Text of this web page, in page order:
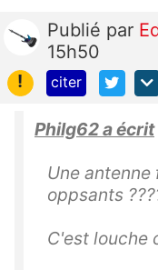
Publié par
15h50
!
citer
Philg62 a écrit
Une
oppsants
C'est louche